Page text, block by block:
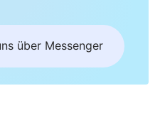
über Messenger